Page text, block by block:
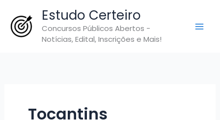
para
Estudo Certeiro
Concursos Públicos Abertos -
Notícias, Edital, Inscrições e Mais!
Tocantins